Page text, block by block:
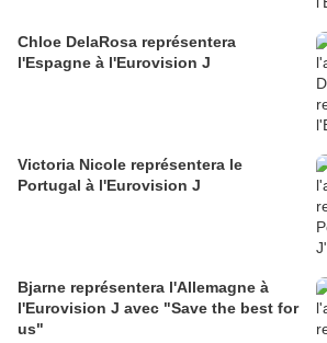
Chloe DelaRosa représentera
l'Espagne à l'Eurovision J
Victoria Nicole représentera le
Portugal à l'Eurovision J
Bjarne représentera l'Allemagne à
l'Eurovision J avec "Save the best for
us"